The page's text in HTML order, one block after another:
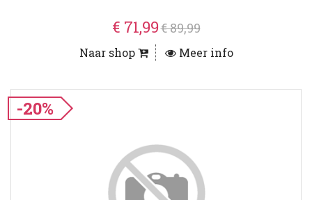
€ 71,99€ 89,99
Naar shop Meer info
-20%